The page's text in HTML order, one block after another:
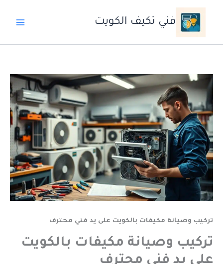
المحتوى
فني تكيف الكويت
تركيب وصيانة مكيفات بالكويت على يد فني محترف
تركيب وصيانة مكيفات بالكويت
على يد فني محترف